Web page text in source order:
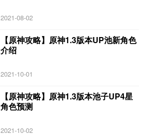
2021-08-02
【原神攻略】原神1.3版本UP池新角色
介绍
2021-10-01
【原神攻略】原神1.3版本池子UP4星
角色预测
2021-10-02